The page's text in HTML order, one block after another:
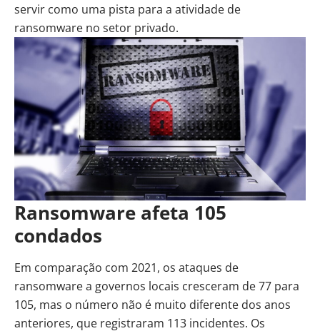
servir como uma pista para a atividade de
ransomware no setor privado.
Ransomware afeta 105
condados
Em comparação com 2021, os ataques de
ransomware a governos locais cresceram de 77 para
105, mas o número não é muito diferente dos anos
anteriores, que registraram 113 incidentes. Os